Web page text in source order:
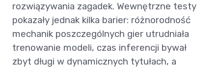
rozwiązywania zagadek. Wewnętrzne testy
pokazały jednak kilka barier: różnorodność
mechanik poszczególnych gier utrudniała
trenowanie modeli, czas inferencji bywał
zbyt długi w dynamicznych tytułach, a